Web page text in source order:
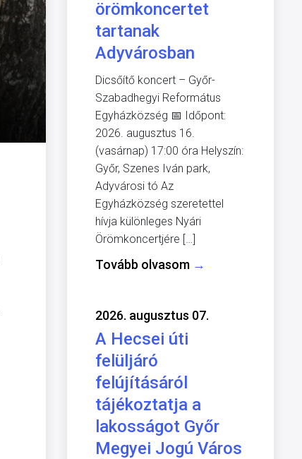
örömkoncertet
tartanak
Adyvárosban
Dicsőítő koncert – Győr-
Szabadhegyi Református
Egyházközség 📅 Időpont:
2026. augusztus 16.
(vasárnap) 17:00 óra Helyszín:
Győr, Szenes Iván park,
Adyvárosi tó Az
Egyházközség szeretettel
hívja különleges Nyári
Örömkoncertjére […]
Tovább olvasom →
2026. augusztus 07.
A Hecsei úti
felüljáró
felújításáról
tájékoztatja a
lakosságot Győr
Megyei Jogú Város